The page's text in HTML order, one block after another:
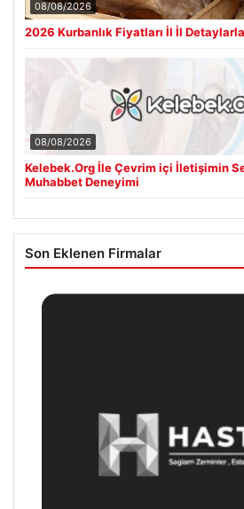
08/08/2026
2026 Kurbanlık Fiyatları İl İl
08/08/2026
Kelebek.Org İle Çevrim içi İletişimin
Muhabbet Deneyimi
Son Eklenen Firmalar